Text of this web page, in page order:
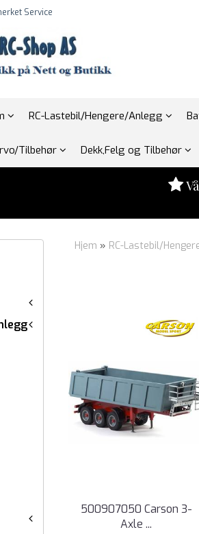
Service
RC-Lastebil/Hengere/Anlegg
Tilbehør Dekk,Felg og Tilbehør
Hjem » RC-Lastebil/
500907050 Carson 3-
Axle ...